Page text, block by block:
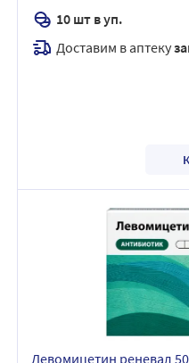
10 шт в уп.
Доставим в аптеку
Левомицетин реневал